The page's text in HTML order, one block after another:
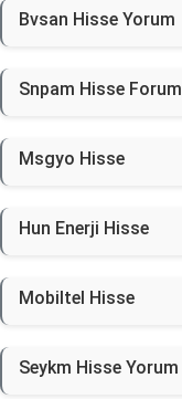
Bvsan Hisse Yorum
Snpam Hisse Forum
Msgyo Hisse
Hun Enerji Hisse
Mobiltel Hisse
Seykm Hisse Yorum